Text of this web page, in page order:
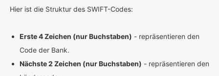
Hier ist die Struktur des SWIFT-Codes:
Erste 4 Zeichen (nur Buchstaben) - repräsentieren den
Code der Bank.
Nächste 2 Zeichen (nur Buchstaben) - repräsentieren den